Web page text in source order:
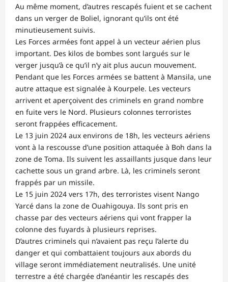
Au même moment, d’autres rescapés fuient et se cachent
dans un verger de Boliel, ignorant qu’ils ont été
minutieusement suivis.
Les Forces armées font appel à un vecteur aérien plus
important. Des kilos de bombes sont largués sur le
verger jusqu’à ce qu’il n’y ait plus aucun mouvement.
Pendant que les Forces armées se battent à Mansila, une
autre attaque est signalée à Kourpele. Les vecteurs
arrivent et aperçoivent des criminels en grand nombre
en fuite vers le Nord. Plusieurs colonnes terroristes
seront frappées efficacement.
Le 13 juin 2024 aux environs de 18h, les vecteurs aériens
vont à la rescousse d’une position attaquée à Boh dans la
zone de Toma. Ils suivent les assaillants jusque dans leur
cachette sous un grand arbre. Là, les criminels seront
frappés par un missile.
Le 15 juin 2024 vers 17h, des terroristes visent Nango
Yarcé dans la zone de Ouahigouya. Ils sont pris en
chasse par des vecteurs aériens qui vont frapper la
colonne des fuyards à plusieurs reprises.
D’autres criminels qui n’avaient pas reçu l’alerte du
danger et qui combattaient toujours aux abords du
village seront immédiatement neutralisés. Une unité
terrestre a été chargée d’anéantir les rescapés des